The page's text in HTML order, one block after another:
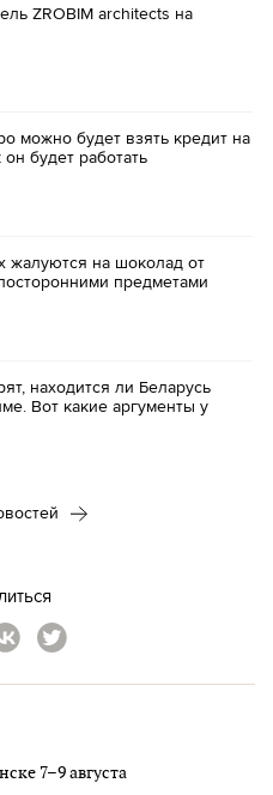
ZROBIM architects на
можно будет взять кредит на
будет работать
жалуются на шоколад от
предметами
находится ли Беларусь
Вот какие аргументы у